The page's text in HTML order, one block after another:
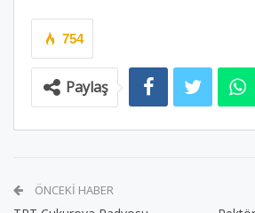
754
Paylaş
ÖNCEKI HABER